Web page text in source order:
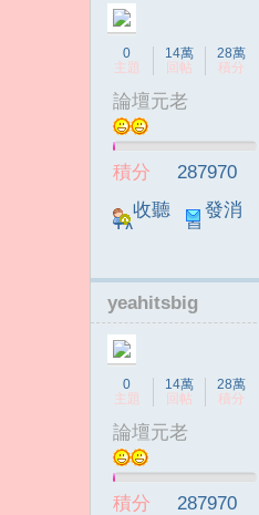
0
主題
14萬
回帖
28萬
積分
論壇元老
積分
287970
收聽
TA
發消
息
yeahitsbig
0
主題
14萬
回帖
28萬
積分
論壇元老
積分 287970